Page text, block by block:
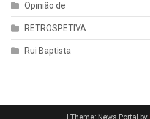
Opinião de
RETROSPETIVA
Rui Baptista